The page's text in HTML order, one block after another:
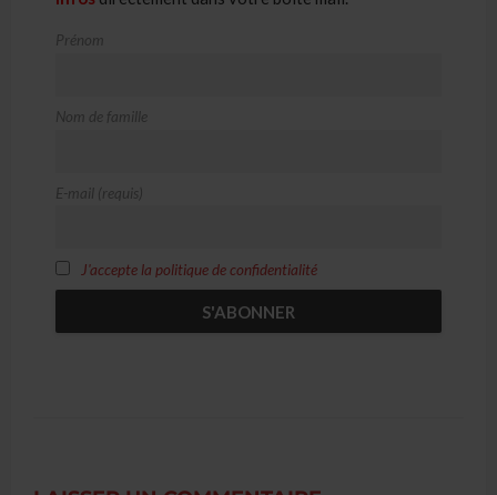
Prénom
Nom de famille
E-mail (requis)
J'accepte la politique de confidentialité